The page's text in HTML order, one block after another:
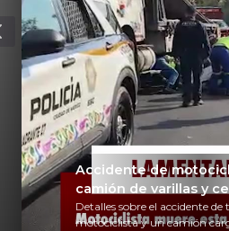
Accidente de
camión de varillas y
Detalles sobre el accidente
motociclista y un camión